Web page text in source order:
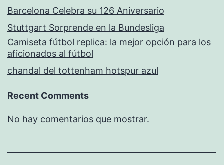
Barcelona Celebra su 126 Aniversario
Stuttgart Sorprende en la Bundesliga
Camiseta fútbol replica: la mejor opción para los
aficionados al fútbol
chandal del tottenham hotspur azul
Recent Comments
No hay comentarios que mostrar.